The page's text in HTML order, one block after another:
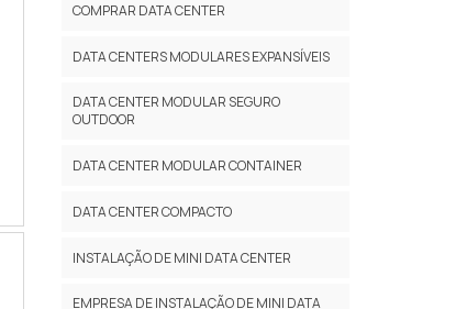
COMPRAR DATA CENTER
DATA CENTERS MODULARES EXPANSÍVEIS
DATA CENTER MODULAR SEGURO
OUTDOOR
DATA CENTER MODULAR CONTAINER
DATA CENTER COMPACTO
INSTALAÇÃO DE MINI DATA CENTER
EMPRESA DE INSTALAÇÃO DE MINI DATA